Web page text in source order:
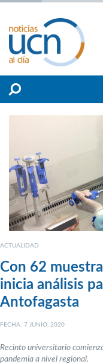
ACTUALIDAD
Con 62
inicia análisis
Antofagasta
FECHA: 7 JUNIO, 2020
Recinto universitario
pandemia a nivel regional.